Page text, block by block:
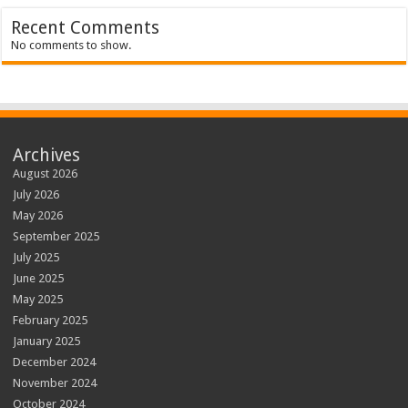
Recent Comments
No comments to show.
Archives
August 2026
July 2026
May 2026
September 2025
July 2025
June 2025
May 2025
February 2025
January 2025
December 2024
November 2024
October 2024